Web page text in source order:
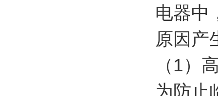
电器中
原因产
（1）
为防止